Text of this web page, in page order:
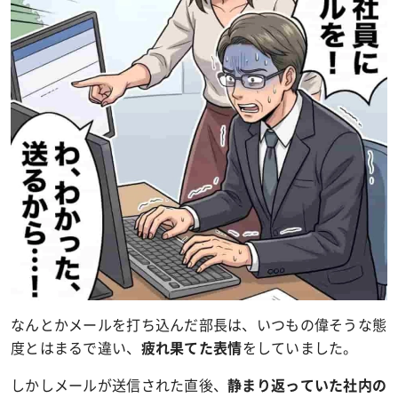
なんとかメールを打ち込んだ部長は、いつもの偉そうな態
度とはまるで違い、
疲れ果てた表情をしていました。
しかしメールが送信された直後、静まり返っていた社内の